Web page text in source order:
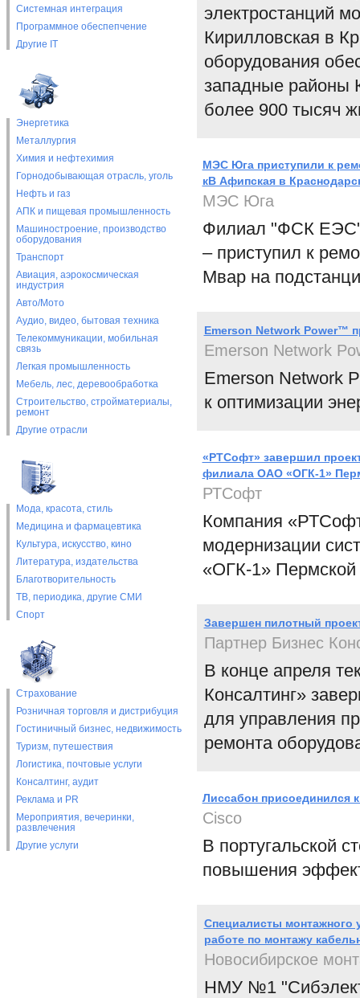
Системная интеграция
Программное обеспепчение
Другие IT
Энергетика
Металлургия
Химия и нефтехимия
Горнодобывающая отрасль, уголь
Нефть и газ
АПК и пищевая промышленность
Машиностроение, производство
оборудования
Транспорт
Авиация, аэрокосмическая
индустрия
Авто/Мото
Аудио, видео, бытовая техника
Телекоммуникации, мобильная
связь
Легкая промышленность
Мебель, лес, деревообработка
Строительство, стройматериалы,
ремонт
Другие отрасли
Мода, красота, стиль
Медицина и фармацевтика
Культура, искусство, кино
Литература, издательства
Благотворительность
ТВ, периодика, другие СМИ
Спорт
Страхование
Розничная торговля и дистрибуция
Гостиничный бизнес, недвижимость
Туризм, путешествия
Логистика, почтовые услуги
Консалтинг, аудит
Реклама и PR
Мероприятия, вечеринки,
развлечения
Другие услуги
электростанций
Кирилловская в
оборудования
западные районы
более 900 тысяч
МЭС Юга приступили к
кВ Афипская в
МЭС Юга
Филиал "ФСК ЕЭС"
– приступил к
Мвар на
Emerson Network Power™
Emerson Network
Emerson Network
к оптимизации
«РТСофт» завершил
филиала ОАО «ОГК-1»
РТСофт
Компания
модернизации
«ОГК-1»
Завершен пилотный
Партнер Бизнес
В конце апреля
Консалтинг»
для управления
ремонта
Лиссабон присоединился
Cisco
В португальской
повышения
Специалисты монтажного
работе по монтажу
Новосибирское
НМУ №1